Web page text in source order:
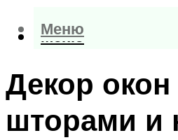
Меню
Меню
Декор окон
шторами и